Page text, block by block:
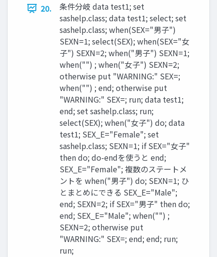
20.
条件分岐 data test1; set
sashelp.class; data test1; select; set
sashelp.class; when(SEX="男子")
SEXN=1; select(SEX); when(SEX="女
子") SEXN=2; when("男子") SEXN=1;
when("") ; when("女子") SEXN=2;
otherwise put "WARNING:" SEX=;
when("") ; end; otherwise put
"WARNING:" SEX=; run; data test1;
end; set sashelp.class; run;
select(SEX); when("女子") do; data
test1; SEX_E="Female"; set
sashelp.class; SEXN=1; if SEX="女子"
then do; do-endを使うと end;
SEX_E="Female"; 複数のステートメ
ントを when("男子") do; SEXN=1; ひ
とまとめにできる SEX_E="Male";
end; SEXN=2; if SEX="男子" then do;
end; SEX_E="Male"; when("") ;
SEXN=2; otherwise put
"WARNING:" SEX=; end; end; run;
run;